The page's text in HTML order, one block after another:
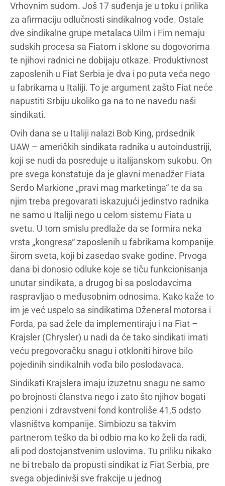
Vrhovnim sudom. Još 17 suđenja je u toku i prilika
za afirmaciju odlučnosti sindikalnog vođe. Ostale
dve sindikalne grupe metalaca Uilm i Fim nemaju
sudskih procesa sa Fiatom i sklone su dogovorima
te njihovi radnici ne dobijaju otkaze. Produktivnost
zaposlenih u Fiat Serbia je dva i po puta veća nego
u fabrikama u Italiji. To je argument zašto Fiat neće
napustiti Srbiju ukoliko ga na to ne navedu naši
sindikati.
Ovih dana se u Italiji nalazi Bob King, prdsednik
UAW – američkih sindikata radnika u autoindustriji,
koji se nudi da posreduje u italijanskom sukobu. On
pre svega konstatuje da je glavni menadžer Fiata
Serđo Markione „pravi mag marketinga“ te da sa
njim treba pregovarati iskazujući jedinstvo radnika
ne samo u Italiji nego u celom sistemu Fiata u
svetu. U tom smislu predlaže da se formira neka
vrsta „kongresa“ zaposlenih u fabrikama kompanije
širom sveta, koji bi zasedao svake godine. Prvoga
dana bi donosio odluke koje se tiču funkcionisanja
unutar sindikata, a drugog bi sa poslodavcima
raspravljao o međusobnim odnosima. Kako kaže to
im je već uspelo sa sindikatima Dženeral motorsa i
Forda, pa sad žele da implementiraju i na Fiat –
Krajsler (Chrysler) u nadi da će tako sindikati imati
veću pregovoračku snagu i otkloniti hirove bilo
pojedinih sindikalnih vođa bilo poslodavaca.
Sindikati Krajslera imaju izuzetnu snagu ne samo
po brojnosti članstva nego i zato što njihov bogati
penzioni i zdravstveni fond kontroliše 41,5 odsto
vlasništva kompanije. Simbiozu sa takvim
partnerom teško da bi odbio ma ko ko želi da radi,
ali pod dostojanstvenim uslovima. Tu priliku nikako
ne bi trebalo da propusti sindikat iz Fiat Serbia, pre
svega objedinivši sve frakcije u jednog